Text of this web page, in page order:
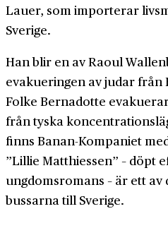
Lauer, som importerar
Sverige.
Han blir en av Raoul
evakueringen av judar från
Folke Bernadotte
från tyska
finns Banan-­Kompaniet
”Lillie Matthiessen” – döpt
ungdoms­romans – är ett
bussarna till Sverige.